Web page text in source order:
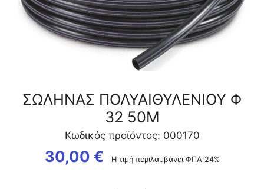
ΣΩΛΗΝΑΣ ΠΟΛΥΑΙΘΥΛΕΝΙΟΥ Φ
32 50Μ
Κωδικός προϊόντος: 000170
30,00 € Η τιμή περιλαμβάνει ΦΠΑ 24%